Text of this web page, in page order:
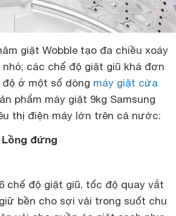
giặt Wobble tạo đa chiều xoáy
các chế độ giặt giũ khá đơn
ở một số dòng máy giặt cửa
phẩm máy giặt 9kg Samsung
thị điện máy lớn trên cả nước:
Lồng đứng
chế độ giặt giũ, tốc độ quay vắt
bền cho sợi vải trong suốt chu